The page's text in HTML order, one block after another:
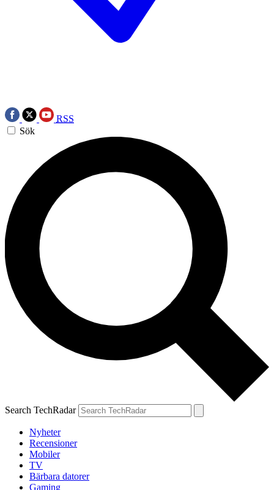
RSS
Sök
Search TechRadar
Nyheter
Recensioner
Mobiler
TV
Bärbara datorer
Gaming